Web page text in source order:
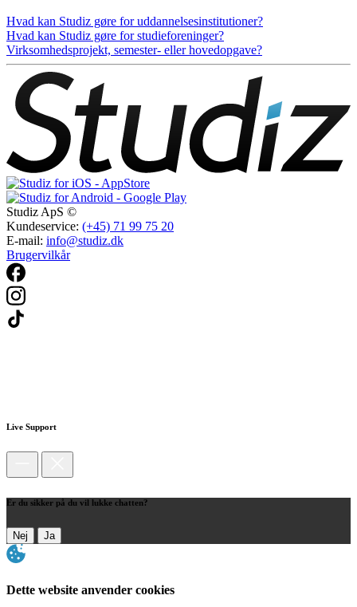
Hvad kan Studiz gøre for uddannelsesinstitutioner?
Hvad kan Studiz gøre for studieforeninger?
Virksomhedsprojekt, semester- eller hovedopgave?
Studiz ApS ©
Kundeservice: (+45) 71 99 75 20
E-mail: info@studiz.dk
Brugervilkår
Live Support
Er du sikker på du vil lukke chatten?
Nej Ja
Dette website anvender cookies